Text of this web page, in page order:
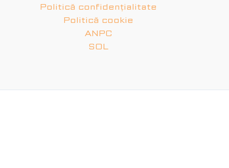
Politică confidențialitate
Politică cookie
ANPC
SOL